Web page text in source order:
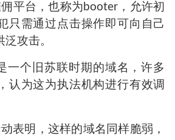
平台，也称为booter，允许初
只需通过点击操作即可向自己
攻击。
一个旧苏联时期的域名，许多
认为这为执法机构进行有效调
表明，这样的域名同样脆弱，